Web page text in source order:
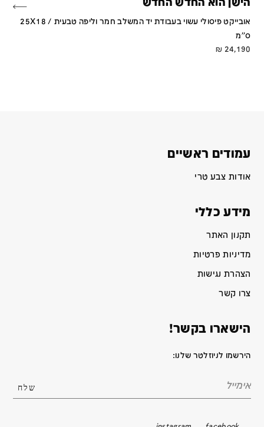
הישן הוא החדש החדש
אובייקט פיסולי עשוי בעבודת יד המשלב חמר וליפה טבעית / 25X18
ס''מ
24,190
₪
עמודים ראשיים
אודות צבע טרי
מידע כללי
תקנון האתר
מדיניות פרטיות
הצהרת נגישות
צרו קשר
הישארו בקשר!
הירשמו לניוזלטר שלנו: